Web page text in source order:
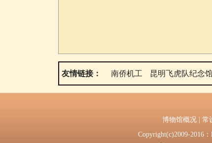
友情链接： 南侨机工 昆明飞虎队纪念
博物馆概况| 常
Copyright(c)2009-2016